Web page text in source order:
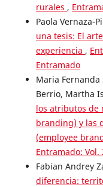
rurales ,
Paola Vernaza-
una tesis: El
experiencia ,
Entramado
Maria Fernanda
Berrio, Martha
los atributos de
branding) y las
(employee
Entramado:
Fabian Andrey
diferencia: